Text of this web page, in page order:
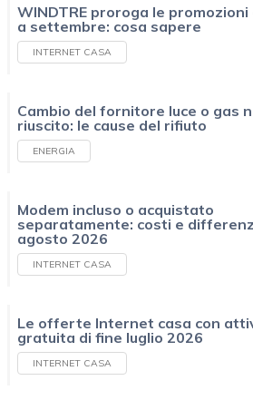
WINDTRE proroga le
a settembre: cosa sapere
INTERNET CASA
Cambio del fornitore luce o gas
riuscito: le cause del rifiuto
ENERGIA
Modem incluso o acquistato
separatamente: costi e
agosto 2026
INTERNET CASA
Le offerte Internet casa con
gratuita di fine luglio 2026
INTERNET CASA